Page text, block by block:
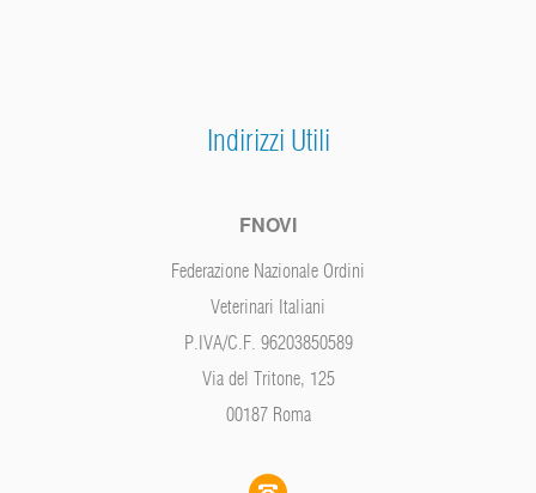
Indirizzi Utili
FNOVI
Federazione Nazionale Ordini
Veterinari Italiani
P.IVA/C.F. 96203850589
Via del Tritone, 125
00187 Roma